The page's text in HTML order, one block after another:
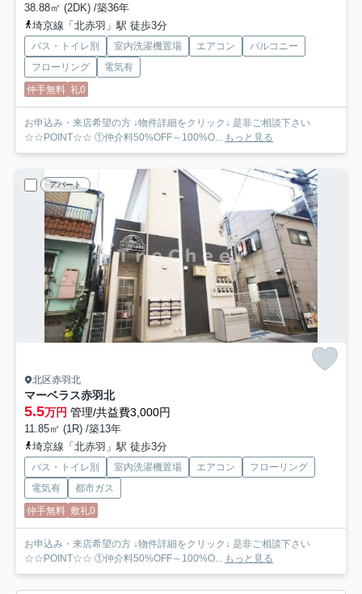
38.88㎡ (2DK) /築36年
埼京線「北赤羽」駅 徒歩3分
バス・トイレ別 室内洗濯機置場 エアコン
バルコニー
フローリング
電気有
仲手無料 礼0
お申込み・来店希望の方 ↓物件詳細をクリック↓ 是非ご相談下さい
☆☆POINT☆☆ ①仲介料50%OFF～100%O...
もっと見る
アパート
北区赤羽北
マーベラス赤羽北
5.5万円 管理/共益費3,000円
11.85㎡ (1R) /築13年
埼京線「北赤羽」駅 徒歩3分
バス・トイレ別 室内洗濯機置場 エアコン
フローリング
電気有
都市ガス
仲手無料 敷礼0
お申込み・来店希望の方 ↓物件詳細をクリック↓ 是非ご相談下さい
☆☆POINT☆☆ ①仲介料50%OFF～100%O...
もっと見る